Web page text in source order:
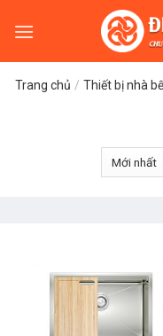
Trang chủ / Thiết bị nhà